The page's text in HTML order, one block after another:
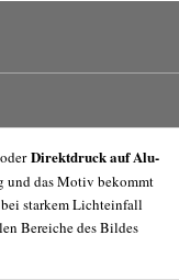
Direktdruck auf Alu-
und das Motiv bekommt
starkem Lichteinfall
Bereiche des Bildes